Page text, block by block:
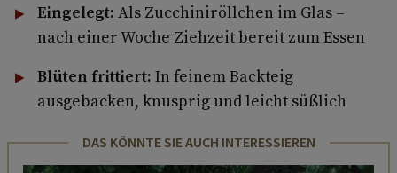
Eingelegt: Als Zucchiniröllchen im Glas –
nach einer Woche Ziehzeit bereit zum Essen
Blüten frittiert: In feinem Backteig
ausgebacken, knusprig und leicht süßlich
DAS KÖNNTE SIE AUCH INTERESSIEREN